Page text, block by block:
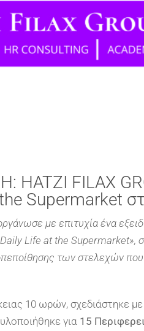
HATZI FILAX
Supermarket
με επιτυχία ένα
Life at the Supermarket»,
των στελεχών που
10 ωρών, σχεδιάστηκε
για 15